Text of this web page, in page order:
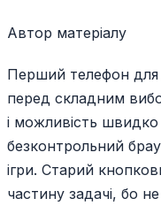
Автор матеріалу
Перший телефон для
перед складним
і можливість швидко
безконтрольний
ігри. Старий
частину задачі, бо